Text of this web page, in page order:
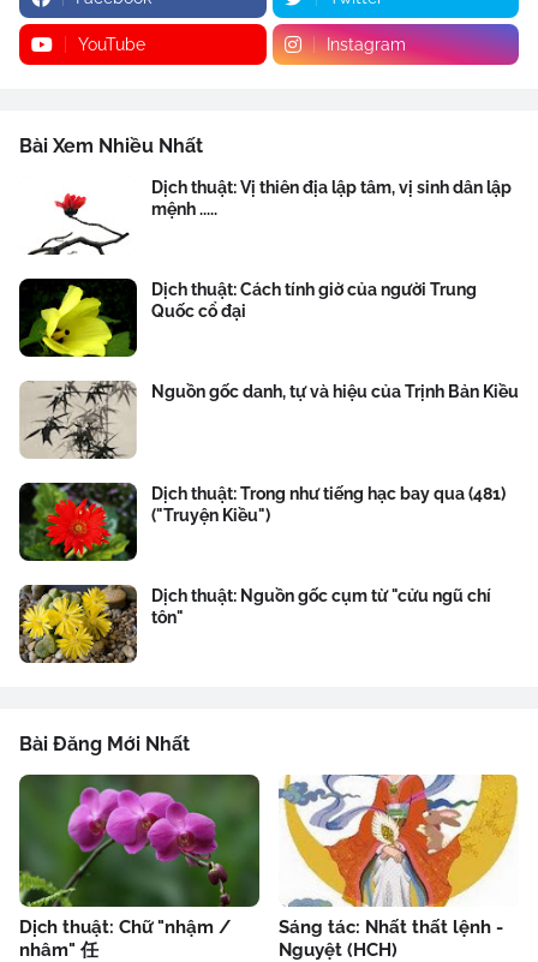
YouTube Instagram
Bài Xem Nhiều Nhất
Dịch thuật: Vị thiên địa lập tâm, vị sinh dân lập
mệnh .....
Dịch thuật: Cách tính giờ của người Trung
Quốc cổ đại
Nguồn gốc danh, tự và hiệu của Trịnh Bản Kiều
Dịch thuật: Trong như tiếng hạc bay qua (481)
("Truyện Kiều")
Dịch thuật: Nguồn gốc cụm từ "cửu ngũ chí
tôn"
Bài Đăng Mới Nhất
Dịch thuật: Chữ "nhậm /
nhâm" 任
Sáng tác: Nhất thất lệnh -
Nguyệt (HCH)